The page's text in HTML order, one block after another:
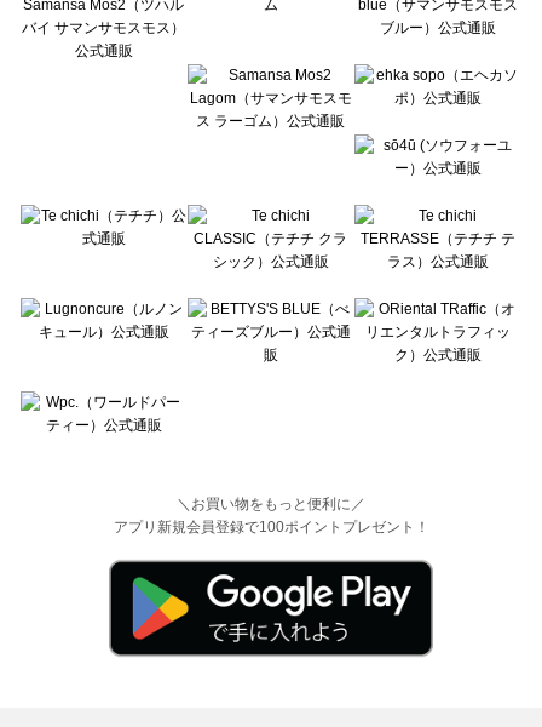
BETTY'S BLUE（べティーズブルー）のワンピース一覧
Wpc.（ワールドパーティー）のワンピース一覧
＼お買い物をもっと便利に／
アプリ新規会員登録で100ポイントプレゼント！